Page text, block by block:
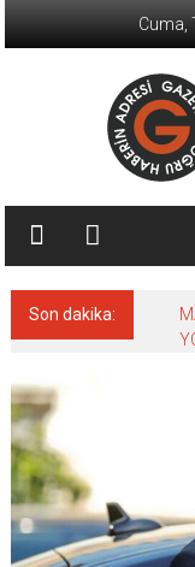
Cuma,
Son dakika: